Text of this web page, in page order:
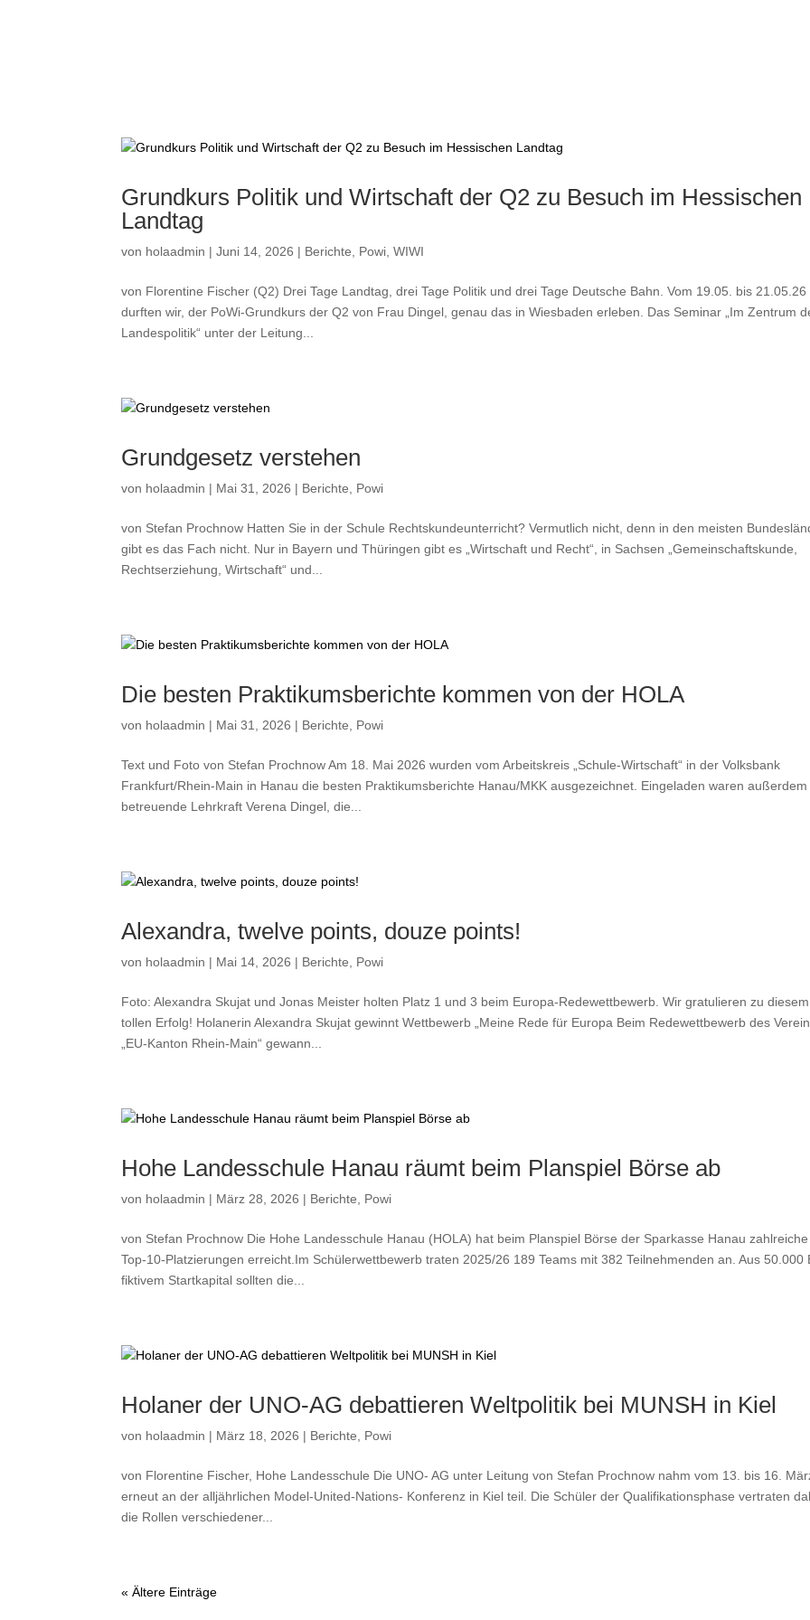
Grundkurs Politik und Wirtschaft der Q2 zu Besuch im Hessischen
Landtag
von holaadmin |Juni 14, 2026 | Berichte, Powi,WIWI
von Florentine Fischer (Q2) Drei Tage Landtag, drei Tage Politik und drei Tage Deutsche Bahn. Vom 19.05. bis 21.05.26
durften wir, der PoWi-Grundkurs der Q2 von Frau Dingel, genau das in Wiesbaden erleben. Das Seminar „Im Zentrum
Landespolitik“ unter der Leitung...
Grundgesetz verstehen
von holaadmin | Mai 31, 2026 | Berichte, Powi
von Stefan Prochnow Hatten Sie in der Schule Rechtskundeunterricht? Vermutlich nicht, denn in den meisten
gibt es das Fach nicht. Nur in Bayern und Thüringen gibt es „Wirtschaft und Recht“, in Sachsen „Gemeinschaftskunde,
Rechtserziehung, Wirtschaft“ und...
Die besten Praktikumsberichte kommen von der HOLA
von holaadmin | Mai 31, 2026 | Berichte, Powi
Text und Foto von Stefan Prochnow Am 18. Mai 2026 wurden vom Arbeitskreis „Schule-Wirtschaft“ in der Volksbank
Frankfurt/Rhein-Main in Hanau die besten Praktikumsberichte Hanau/MKK ausgezeichnet. Eingeladen waren
betreuende Lehrkraft Verena Dingel, die...
Alexandra, twelve points, douze points!
von holaadmin | Mai 14, 2026 | Berichte, Powi
Foto: Alexandra Skujat und Jonas Meister holten Platz 1 und 3 beim Europa-Redewettbewerb. Wir gratulieren zu diesem
tollen Erfolg! Holanerin Alexandra Skujat gewinnt Wettbewerb „Meine Rede für Europa Beim Redewettbewerb des
„EU-Kanton Rhein-Main“ gewann...
Hohe Landesschule Hanau räumt beim Planspiel Börse ab
von holaadmin | März 28, 2026 | Berichte, Powi
von Stefan Prochnow Die Hohe Landesschule Hanau (HOLA) hat beim Planspiel Börse der Sparkasse Hanau zahlreiche
Top-10-Platzierungen erreicht.Im Schülerwettbewerb traten 2025/26 189 Teams mit 382 Teilnehmenden an. Aus 50.000
fiktivem Startkapital sollten die...
Holaner der UNO-AG debattieren Weltpolitik bei MUNSH in Kiel
von holaadmin | März 18, 2026 | Berichte, Powi
von Florentine Fischer, Hohe Landesschule Die UNO- AG unter Leitung von Stefan Prochnow nahm vom 13. bis 16.
erneut an der alljährlichen Model-United-Nations- Konferenz in Kiel teil. Die Schüler der Qualifikationsphase vertraten
die Rollen verschiedener...
« Ältere Einträge